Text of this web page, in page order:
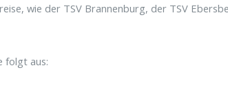
wie der TSV Brannenburg, der TSV
folgt aus: